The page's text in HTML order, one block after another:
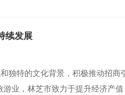
续发展
独特的文化背景，积极推动招
业，林芝市致力于提升经济产